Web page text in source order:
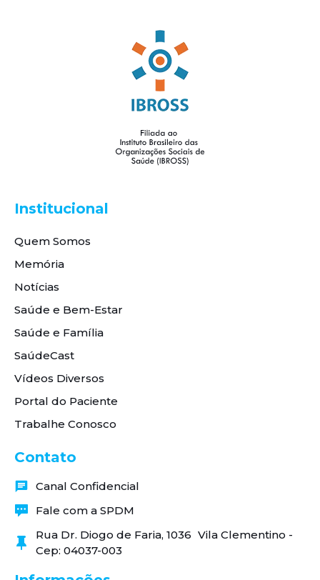
Institucional
Quem Somos
Memória
Notícias
Saúde e Bem-Estar
Saúde e Família
SaúdeCast
Vídeos Diversos
Portal do Paciente
Trabalhe Conosco
Contato
Canal Confidencial
Fale com a SPDM
Rua Dr. Diogo de Faria, 1036 Vila Clementino -
Cep: 04037-003